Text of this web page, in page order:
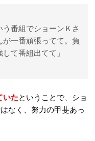
う番組でショーンＫさ
一番頑張ってて。負
て番組出てて」
いたということで、ショ
なく、努力の甲斐あっ